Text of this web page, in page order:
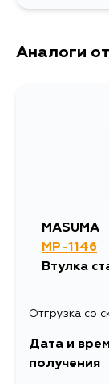
г.
Аналоги
MASUMA
MP-1146
Втулка
Отгрузка со
Дата и
получения